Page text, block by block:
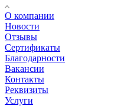
О компании
Новости
Отзывы
Сертификаты
Благодарности
Вакансии
Контакты
Реквизиты
Услуги